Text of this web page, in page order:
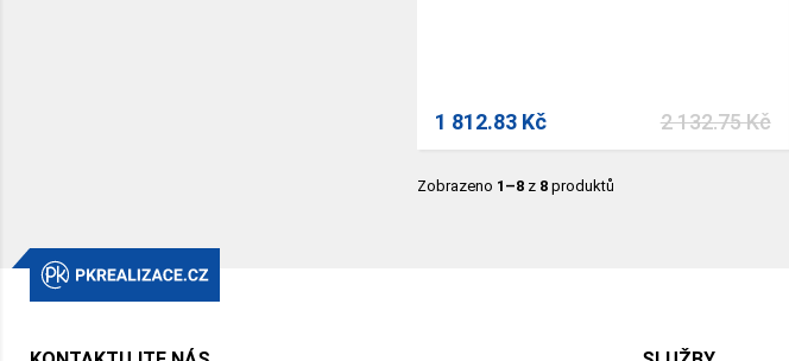
2 132.75 Kč
1 812.83 Kč
Zobrazeno 1–8 z 8 produktů